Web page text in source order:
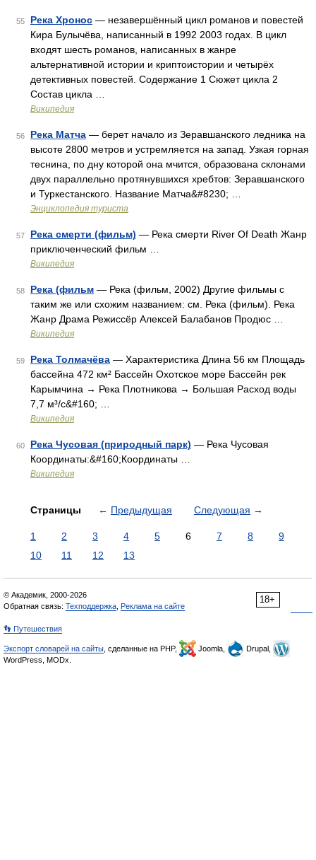
55 Река Хронос — незавершённый цикл романов и повестей
Кира Булычёва, написанный в 1992 2003 годах. В цикл
входят шесть романов, написанных в жанре
альтернативной истории и криптоистории и четырёх
детективных повестей. Содержание 1 Сюжет цикла 2
Состав цикла …
Википедия
56 Река Матча — берет начало из Зеравшанского ледника на
высоте 2800 метров и устремляется на запад. Узкая горная
теснина, по дну которой она мчится, образована склонами
двух параллельно протянувшихся хребтов: Зеравшанского
и Туркестанского. Название Матча&#8230; …
Энциклопедия туриста
57 Река смерти (фильм) — Река смерти River Of Death Жанр
приключенческий фильм …
Википедия
58 Река (фильм — Река (фильм, 2002) Другие фильмы с
таким же или схожим названием: см. Река (фильм). Река
Жанр Драма Режиссёр Алексей Балабанов Продюс …
Википедия
59 Река Толмачёва — Характеристика Длина 56 км Площадь
бассейна 472 км² Бассейн Охотское море Бассейн рек
Карымчина → Река Плотникова → Большая Расход воды
7,7 м³/с&#160; …
Википедия
60 Река Чусовая (природный парк) — Река Чусовая
Координаты:&#160;Координаты …
Википедия
Страницы ← Предыдущая Следующая →
1 2 3 4 5 6 7 8
9
10
11 12 13
18+
© Академик, 2000-2026
Обратная связь: Техподдержка Реклама на сайте
👣 Путешествия
Экспорт словарей на сайты , сделанные на PHP, Joomla,
Drupal,
WordPress, MODx.